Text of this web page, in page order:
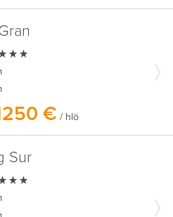
€ / hlö
Sur